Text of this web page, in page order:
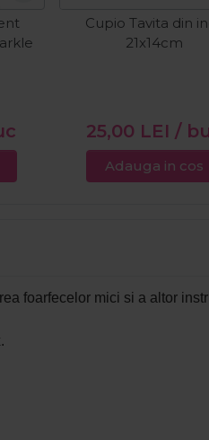
Cupio Tavita din
21x14cm
25,00 LEI /
Adauga in cos
foarfecelor mici si a altor